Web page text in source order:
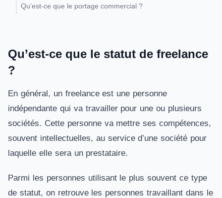
Qu’est-ce que le portage commercial ?
Qu’est-ce que le statut de freelance
?
En général, un freelance est une personne
indépendante qui va travailler pour une ou plusieurs
sociétés. Cette personne va mettre ses compétences,
souvent intellectuelles, au service d’une société pour
laquelle elle sera un prestataire.
Parmi les personnes utilisant le plus souvent ce type
de statut, on retrouve les personnes travaillant dans le